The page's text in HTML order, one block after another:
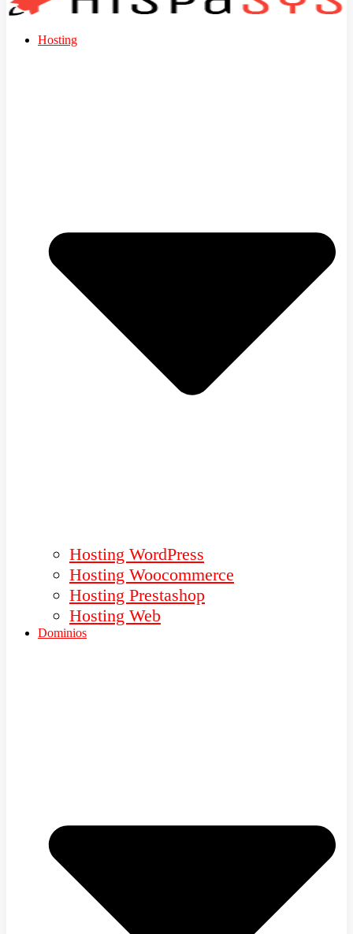
Hosting
Hosting WordPress
Hosting Woocommerce
Hosting Prestashop
Hosting Web
Dominios